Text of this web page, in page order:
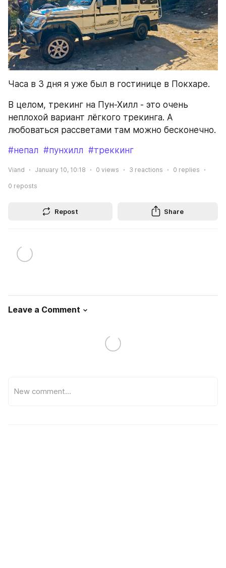
Часа в 3 дня я уже был в гостинице в Покхаре.
В целом, трекинг на Пун-Хилл - это очень
неплохой вариант лёгкого трекинга. А
любоваться рассветами там можно бесконечно.
#непал #пунхилл #треккинг
Viand January 10, 10:18 0 views 3 reactions 0 replies
0 reposts
Repost Share
Leave a Comment